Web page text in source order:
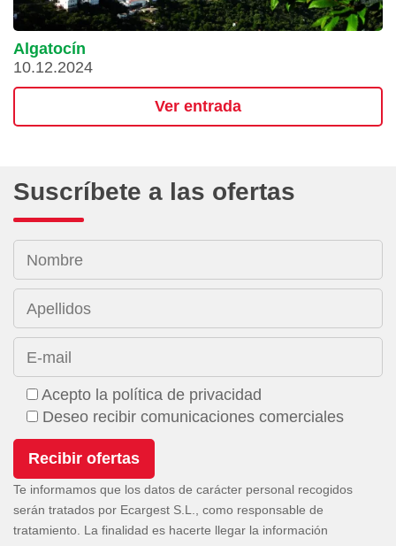
Algatocín
10.12.2024
Ver entrada
Suscríbete a las ofertas
Nombre
Apellidos
E-mail
Acepto la política de privacidad
Deseo recibir comunicaciones comerciales
Te informamos que los datos de carácter personal recogidos
serán tratados por Ecargest S.L., como responsable de
tratamiento. La finalidad es hacerte llegar la información